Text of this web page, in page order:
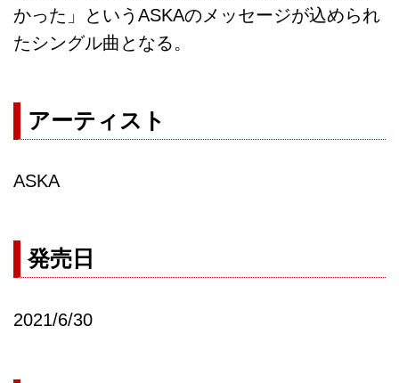
かった」というASKAのメッセージが込められ
たシングル曲となる。
アーティスト
ASKA
発売日
2021/6/30